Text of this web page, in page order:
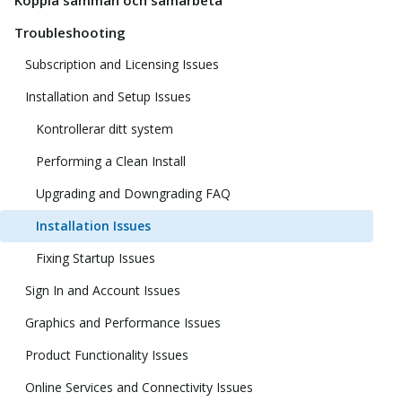
Troubleshooting
Subscription and Licensing Issues
Installation and Setup Issues
Kontrollerar ditt system
Performing a Clean Install
Upgrading and Downgrading FAQ
Installation Issues
Fixing Startup Issues
Sign In and Account Issues
Graphics and Performance Issues
Product Functionality Issues
Online Services and Connectivity Issues